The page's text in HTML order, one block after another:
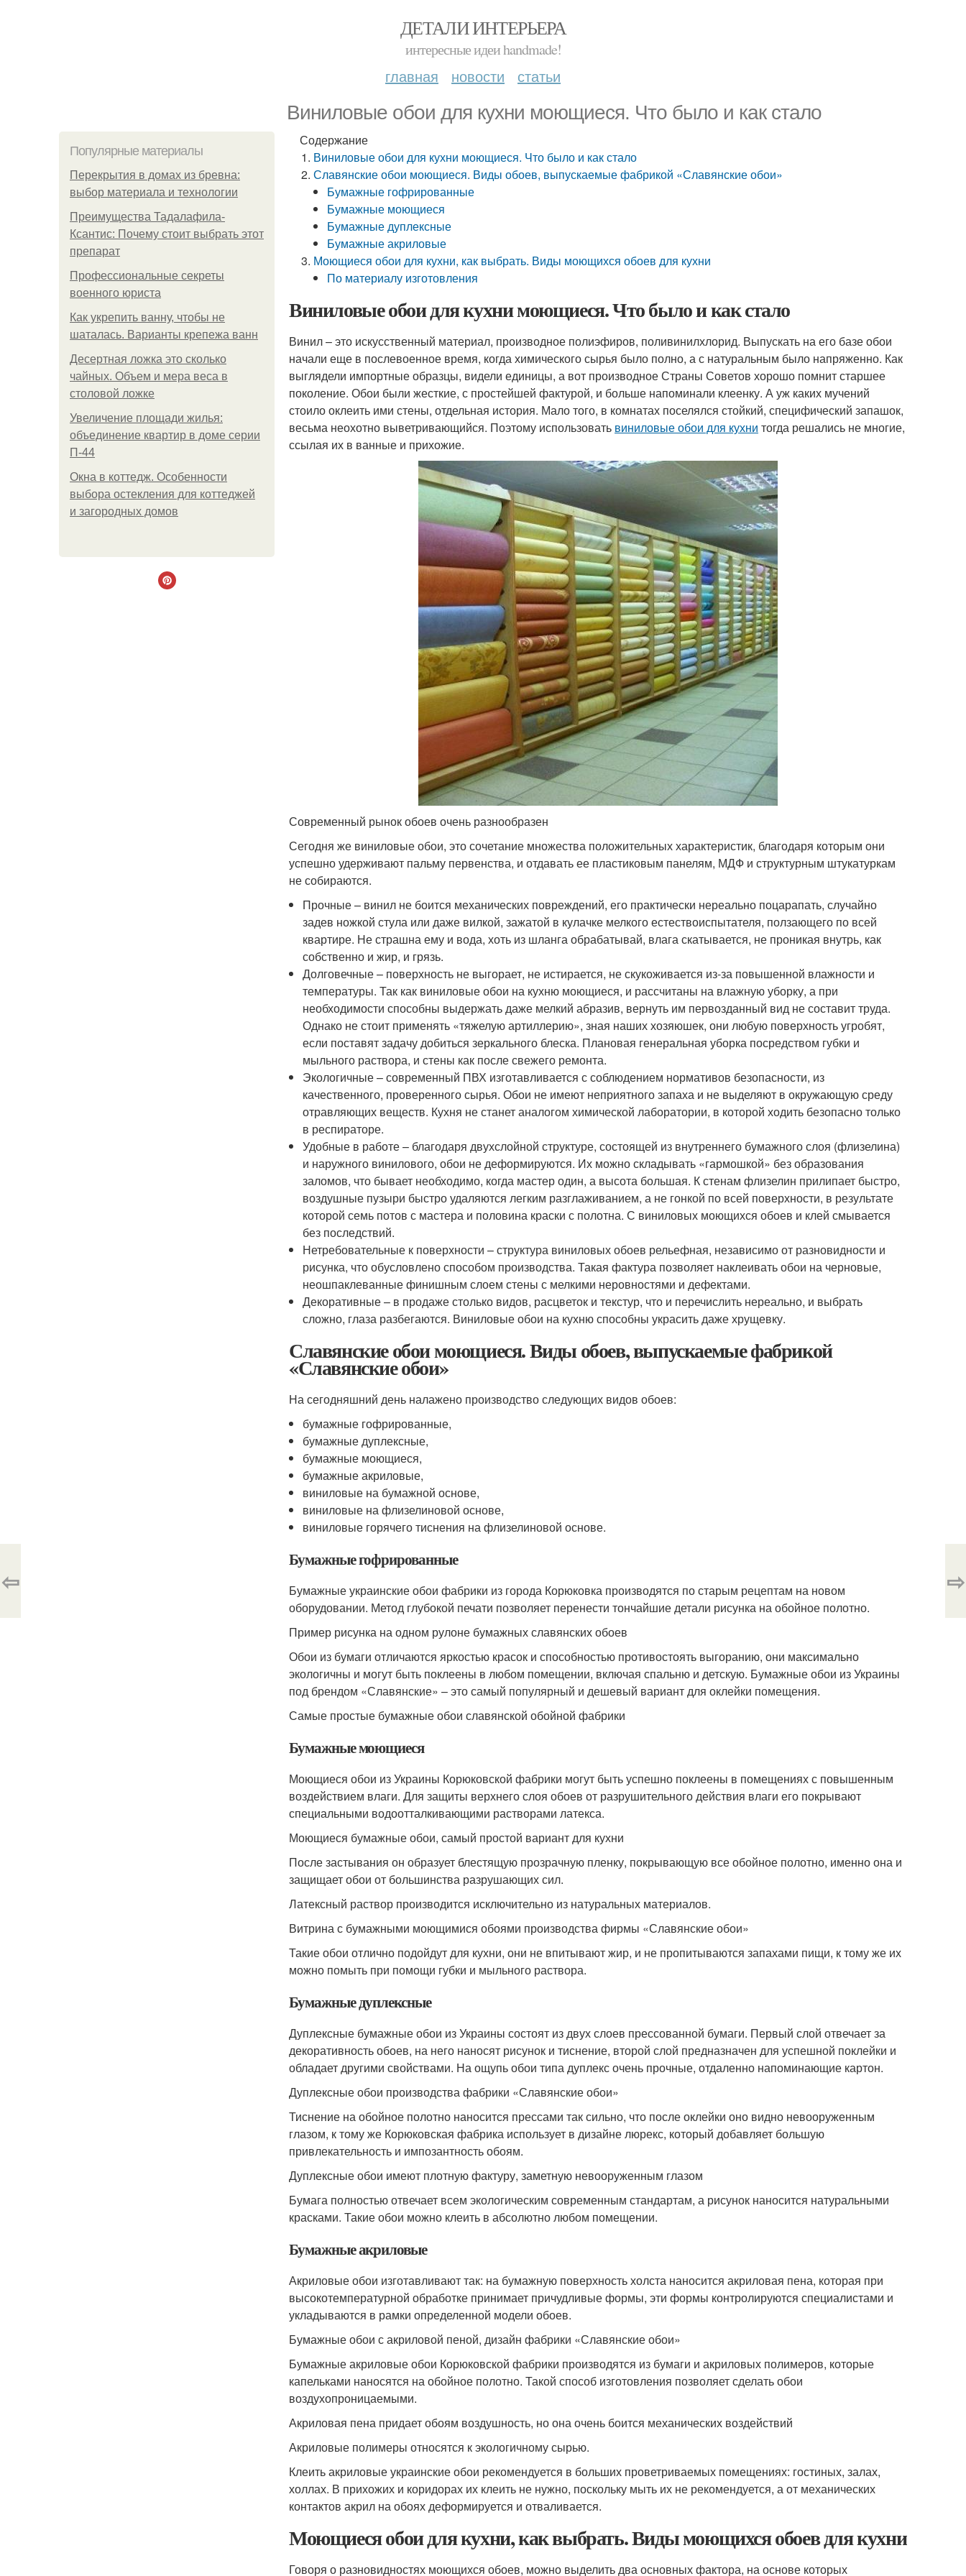
ДЕТАЛИ ИНТЕРЬЕРА
интересные идеи handmade!
главная новости статьи
Виниловые обои для кухни моющиеся. Что было и как стало
Популярные материалы
Перекрытия в домах из бревна:
выбор материала и технологии
Преимущества Тадалафила-
Ксантис: Почему стоит выбрать этот
препарат
Профессиональные секреты
военного юриста
Как укрепить ванну, чтобы не
шаталась. Варианты крепежа ванн
Десертная ложка это сколько
чайных. Объем и мера веса в
столовой ложке
Увеличение площади жилья:
объединение квартир в доме серии
П-44
Окна в коттедж. Особенности
выбора остекления для коттеджей
и загородных домов
Содержание
Виниловые обои для кухни моющиеся. Что было и как стало
Славянские обои моющиеся. Виды обоев, выпускаемые фабрикой «Славянские обои»
Бумажные гофрированные
Бумажные моющиеся
Бумажные дуплексные
Бумажные акриловые
Моющиеся обои для кухни, как выбрать. Виды моющихся обоев для кухни
По материалу изготовления
Виниловые обои для кухни моющиеся. Что было и как стало
Винил – это искусственный материал, производное полиэфиров, поливинилхлорид. Выпускать на его базе обои
начали еще в послевоенное время, когда химического сырья было полно, а с натуральным было напряженно. Как
выглядели импортные образцы, видели единицы, а вот производное Страны Советов хорошо помнит старшее
поколение. Обои были жесткие, с простейшей фактурой, и больше напоминали клеенку. А уж каких мучений
стоило оклеить ими стены, отдельная история. Мало того, в комнатах поселялся стойкий, специфический запашок,
весьма неохотно выветривающийся. Поэтому использовать виниловые обои для кухни тогда решались не многие,
ссылая их в ванные и прихожие.
Современный рынок обоев очень разнообразен
Сегодня же виниловые обои, это сочетание множества положительных характеристик, благодаря которым они
успешно удерживают пальму первенства, и отдавать ее пластиковым панелям, МДФ и структурным штукатуркам
не собираются.
Прочные – винил не боится механических повреждений, его практически нереально поцарапать, случайно
задев ножкой стула или даже вилкой, зажатой в кулачке мелкого естествоиспытателя, ползающего по всей
квартире. Не страшна ему и вода, хоть из шланга обрабатывай, влага скатывается, не проникая внутрь, как
собственно и жир, и грязь.
Долговечные – поверхность не выгорает, не истирается, не скукоживается из-за повышенной влажности и
температуры. Так как виниловые обои на кухню моющиеся, и рассчитаны на влажную уборку, а при
необходимости способны выдержать даже мелкий абразив, вернуть им первозданный вид не составит труда.
Однако не стоит применять «тяжелую артиллерию», зная наших хозяюшек, они любую поверхность угробят,
если поставят задачу добиться зеркального блеска. Плановая генеральная уборка посредством губки и
мыльного раствора, и стены как после свежего ремонта.
Экологичные – современный ПВХ изготавливается с соблюдением нормативов безопасности, из
качественного, проверенного сырья. Обои не имеют неприятного запаха и не выделяют в окружающую среду
отравляющих веществ. Кухня не станет аналогом химической лаборатории, в которой ходить безопасно только
в респираторе.
Удобные в работе – благодаря двухслойной структуре, состоящей из внутреннего бумажного слоя (флизелина)
и наружного винилового, обои не деформируются. Их можно складывать «гармошкой» без образования
заломов, что бывает необходимо, когда мастер один, а высота большая. К стенам флизелин прилипает быстро,
воздушные пузыри быстро удаляются легким разглаживанием, а не гонкой по всей поверхности, в результате
которой семь потов с мастера и половина краски с полотна. С виниловых моющихся обоев и клей смывается
без последствий.
Нетребовательные к поверхности – структура виниловых обоев рельефная, независимо от разновидности и
рисунка, что обусловлено способом производства. Такая фактура позволяет наклеивать обои на черновые,
неошпаклеванные финишным слоем стены с мелкими неровностями и дефектами.
Декоративные – в продаже столько видов, расцветок и текстур, что и перечислить нереально, и выбрать
сложно, глаза разбегаются. Виниловые обои на кухню способны украсить даже хрущевку.
Славянские обои моющиеся. Виды обоев, выпускаемые фабрикой
«Славянские обои»
На сегодняшний день налажено производство следующих видов обоев:
бумажные гофрированные,
бумажные дуплексные,
бумажные моющиеся,
бумажные акриловые,
виниловые на бумажной основе,
виниловые на флизелиновой основе,
виниловые горячего тиснения на флизелиновой основе.
Бумажные гофрированные
Бумажные украинские обои фабрики из города Корюковка производятся по старым рецептам на новом
оборудовании. Метод глубокой печати позволяет перенести тончайшие детали рисунка на обойное полотно.
Пример рисунка на одном рулоне бумажных славянских обоев
Обои из бумаги отличаются яркостью красок и способностью противостоять выгоранию, они максимально
экологичны и могут быть поклеены в любом помещении, включая спальню и детскую. Бумажные обои из Украины
под брендом «Славянские» – это самый популярный и дешевый вариант для оклейки помещения.
Самые простые бумажные обои славянской обойной фабрики
Бумажные моющиеся
Моющиеся обои из Украины Корюковской фабрики могут быть успешно поклеены в помещениях с повышенным
воздействием влаги. Для защиты верхнего слоя обоев от разрушительного действия влаги его покрывают
специальными водоотталкивающими растворами латекса.
Моющиеся бумажные обои, самый простой вариант для кухни
После застывания он образует блестящую прозрачную пленку, покрывающую все обойное полотно, именно она и
защищает обои от большинства разрушающих сил.
Латексный раствор производится исключительно из натуральных материалов.
Витрина с бумажными моющимися обоями производства фирмы «Славянские обои»
Такие обои отлично подойдут для кухни, они не впитывают жир, и не пропитываются запахами пищи, к тому же их
можно помыть при помощи губки и мыльного раствора.
Бумажные дуплексные
Дуплексные бумажные обои из Украины состоят из двух слоев прессованной бумаги. Первый слой отвечает за
декоративность обоев, на него наносят рисунок и тиснение, второй слой предназначен для успешной поклейки и
обладает другими свойствами. На ощупь обои типа дуплекс очень прочные, отдаленно напоминающие картон.
Дуплексные обои производства фабрики «Славянские обои»
Тиснение на обойное полотно наносится прессами так сильно, что после оклейки оно видно невооруженным
глазом, к тому же Корюковская фабрика использует в дизайне люрекс, который добавляет большую
привлекательность и импозантность обоям.
Дуплексные обои имеют плотную фактуру, заметную невооруженным глазом
Бумага полностью отвечает всем экологическим современным стандартам, а рисунок наносится натуральными
красками. Такие обои можно клеить в абсолютно любом помещении.
Бумажные акриловые
Акриловые обои изготавливают так: на бумажную поверхность холста наносится акриловая пена, которая при
высокотемпературной обработке принимает причудливые формы, эти формы контролируются специалистами и
укладываются в рамки определенной модели обоев.
Бумажные обои с акриловой пеной, дизайн фабрики «Славянские обои»
Бумажные акриловые обои Корюковской фабрики производятся из бумаги и акриловых полимеров, которые
капельками наносятся на обойное полотно. Такой способ изготовления позволяет сделать обои
воздухопроницаемыми.
Акриловая пена придает обоям воздушность, но она очень боится механических воздействий
Акриловые полимеры относятся к экологичному сырью.
Клеить акриловые украинские обои рекомендуется в больших проветриваемых помещениях: гостиных, залах,
холлах. В прихожих и коридорах их клеить не нужно, поскольку мыть их не рекомендуется, а от механических
контактов акрил на обоях деформируется и отваливается.
Моющиеся обои для кухни, как выбрать. Виды моющихся обоев для кухни
Говоря о разновидностях моющихся обоев, можно выделить два основных фактора, на основе которых
⇦ ⇨